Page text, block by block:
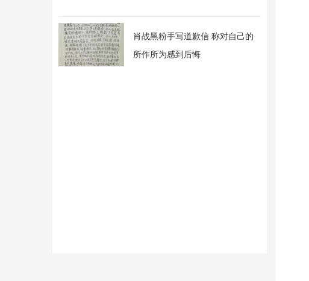
肖战黑粉手写道歉信 称对自己的
所作所为感到后悔